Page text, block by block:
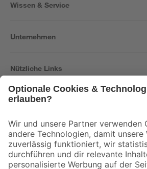
Wissen & Service
Unternehmen
Nützliche Links
Der toom Newsletter: Keine Angebote und
Zur Newsletter Anmeldung